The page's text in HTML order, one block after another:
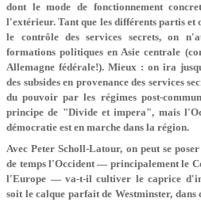
dont le mode de fonctionnement
l'extérieur. Tant que les différents partis et
le contrôle des services secrets, on
formations politiques en Asie centrale
Allemagne fédérale!). Mieux : on ira
des subsides en provenance des services
du pouvoir par les régimes post-
principe de "Divide et impera", mais
démocratie est en marche dans la région.
Avec Peter Scholl-Latour, on peut se
de temps l'Occident — principalement le
l'Europe — va-t-il cultiver le caprice
soit le calque parfait de Westminster, dans